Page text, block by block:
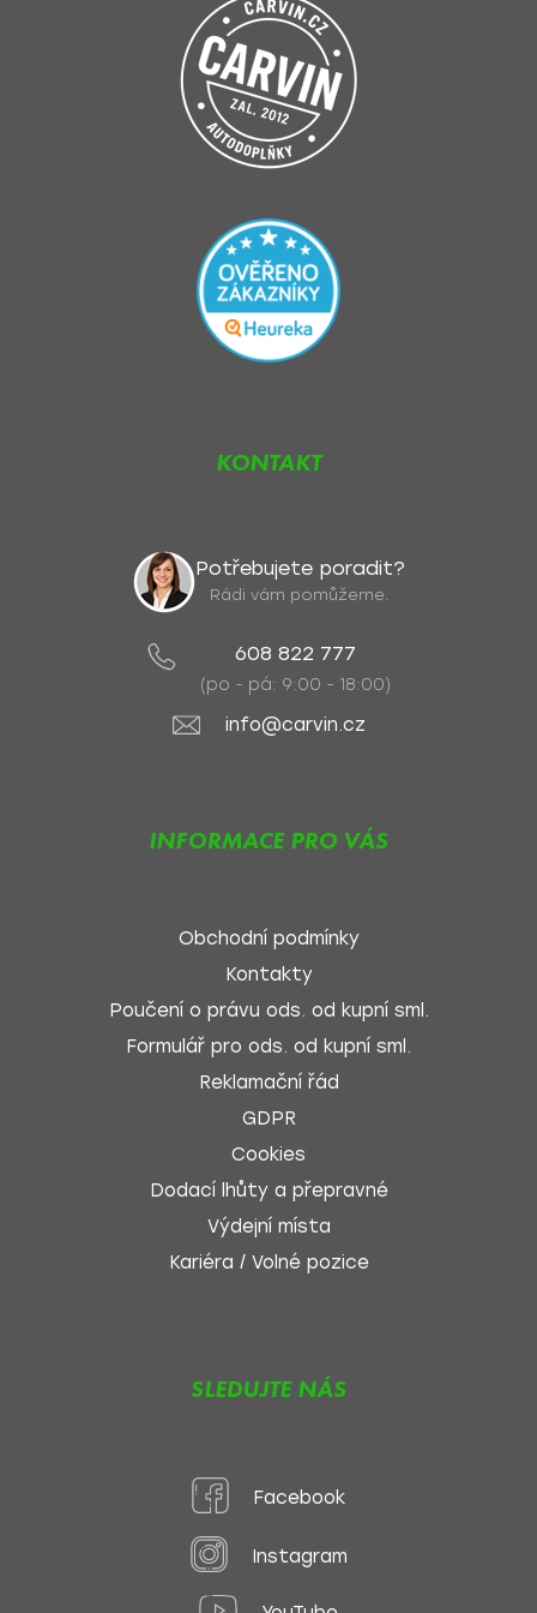
KONTAKT
Potřebujete poradit?
Rádi vám pomůžeme.
608 822 777
(po - pá: 9:00 - 18:00)
info@carvin.cz
INFORMACE PRO VÁS
Obchodní podmínky
Kontakty
Poučení o právu ods. od kupní sml.
Formulář pro ods. od kupní sml.
Reklamační řád
GDPR
Cookies
Dodací lhůty a přepravné
Výdejní místa
Kariéra / Volné pozice
SLEDUJTE NÁS
Facebook
Instagram